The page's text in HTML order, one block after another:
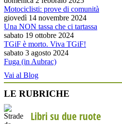
Motociclisti: prove di comunità
giovedì 14 novembre 2024
Una NON tassa che ci tartassa
sabato 19 ottobre 2024
TGiF è morto. Viva TGiF!
sabato 3 agosto 2024
Fuga (in Aubrac)
Vai al Blog
LE RUBRICHE
Libri su due ruote